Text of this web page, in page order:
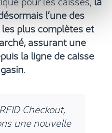
l’une des
plus complètes et
assurant une
la ligne de caisse
.
Checkout,
une nouvelle